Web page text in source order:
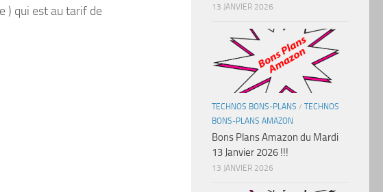
) qui est au tarif de
13 JANVIER 2026
TECHNOS BONS-PLANS / TECHNOS
BONS-PLANS AMAZON
Bons Plans Amazon du Mardi
13 Janvier 2026 !!!
13 JANVIER 2026